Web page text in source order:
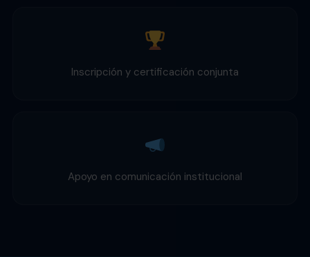
Inscripción y certificación conjunta
Apoyo en comunicación institucional